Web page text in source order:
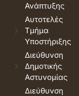
Ανάπτυξης
Αυτοτελές
Τμήμα
Υποστήριξης
Διεύθυνση
Δημοτικής
Αστυνομίας
Διεύθυνση